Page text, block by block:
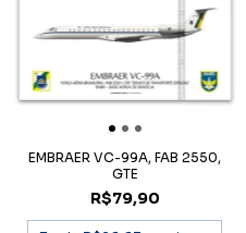
EMBRAER VC-99A, FAB 2550,
GTE
R$79,90